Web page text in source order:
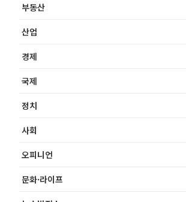
부동산
산업
경제
국제
정치
사회
오피니언
문화·라이프